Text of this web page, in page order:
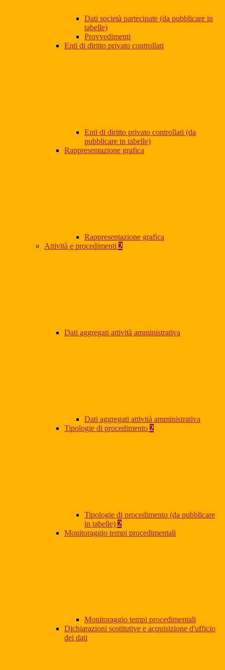
Dati società partecipate (da pubblicare in
tabelle)
Provvedimenti
Enti di diritto privato controllati
Enti di diritto privato controllati (da
pubblicare in tabelle)
Rappresentazione grafica
Rappresentazione grafica
Attività e procedimenti 2
Dati aggregati attività amministrativa
Dati aggregati attività amministrativa
Tipologie di procedimento 2
Tipologie di procedimento (da pubblicare
in tabelle) 2
Monitoraggio tempi procedimentali
Monitoraggio tempi procedimentali
Dichiarazioni sostitutive e acquisizione d'ufficio
dei dati